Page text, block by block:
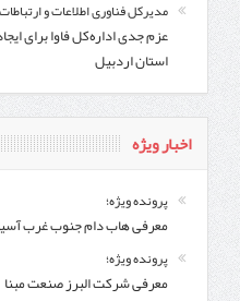
مدیرکل فناوری اطلاعات و
عزم جدی اداره‌کل فاوا برای
استان اردبیل
اخبار ویژه
پرونده ویژه؛
معرفی هاب دام جنوب غرب
پرونده ویژه؛
معرفی شركت البرز صنعت مبنا